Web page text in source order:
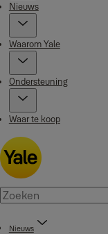
Nieuws
Waarom Yale
Ondersteuning
Waar te koop
Nieuws